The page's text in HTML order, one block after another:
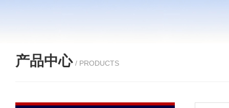
产品中心 / PRODUCTS